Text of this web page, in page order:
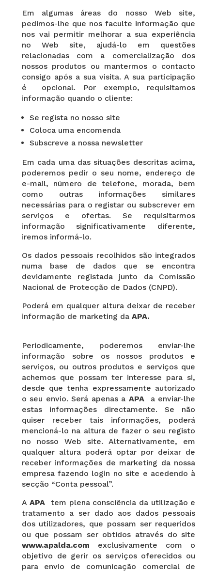
Em algumas áreas do nosso Web site,
pedimos-lhe que nos faculte informação que
nos vai permitir melhorar a sua experiência
no Web site, ajudá-lo em questões
relacionadas com a comercialização dos
nossos produtos ou mantermos o contacto
consigo após a sua visita. A sua participação
é opcional. Por exemplo, requisitamos
informação quando o cliente:
Se regista no nosso site
Coloca uma encomenda
Subscreve a nossa newsletter
Em cada uma das situações descritas acima,
poderemos pedir o seu nome, endereço de
e-mail, número de telefone, morada, bem
como outras informações similares
necessárias para o registar ou subscrever em
serviços e ofertas. Se requisitarmos
informação significativamente diferente,
iremos informá-lo.
Os dados pessoais recolhidos são integrados
numa base de dados que se encontra
devidamente registada junto da Comissão
Nacional de Protecção de Dados (CNPD).
Poderá em qualquer altura deixar de receber
informação de marketing da APA.
Periodicamente, poderemos enviar-lhe
informação sobre os nossos produtos e
serviços, ou outros produtos e serviços que
achemos que possam ter interesse para si,
desde que tenha expressamente autorizado
o seu envio. Será apenas a APAa enviar-lhe
estas informações directamente. Se não
quiser receber tais informações, poderá
mencioná-lo na altura de fazer o seu registo
no nosso Web site. Alternativamente, em
qualquer altura poderá optar por deixar de
receber informações de marketing da nossa
empresa fazendo login no site e acedendo à
secção “Conta pessoal”.
AAPA tem plena consciência da utilização e
tratamento a ser dado aos dados pessoais
dos utilizadores, que possam ser requeridos
ou que possam ser obtidos através do site
www.apalda.com exclusivamente com o
objetivo de gerir os serviços oferecidos ou
para envio de comunicação comercial de